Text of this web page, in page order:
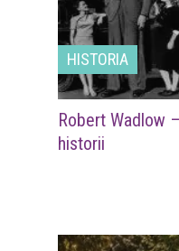
HISTORIA
Robert Wadlow
historii